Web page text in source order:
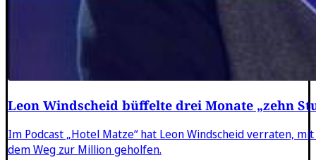
Leon Windscheid büffelte drei Monate „zehn
Im Podcast „Hotel Matze“ hat Leon Windscheid verraten,
dem Weg zur Million geholfen.